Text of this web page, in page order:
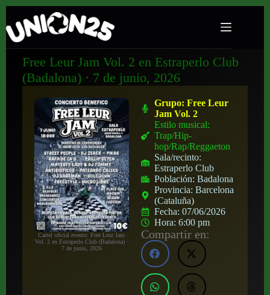
Free Leur Jam Vol. 2 en Estraperlo Club
(Badalona) · 7 de junio, 2026
Cartel oficial evento: Free Leur Jam
Vol. 2 en Estraperlo Club (Badalona) ·
7 de junio, 2026
Grupo:Free Leur
Jam Vol. 2
Estilo musical:
Trap/Hip-
hop/Rap/Reggaeton
Sala/recinto:
Estraperlo Club
Población:Badalona
Provincia:Barcelona
(Cataluña)
Fecha:07/06/2026
Hora:6:00 pm
Compartir en: